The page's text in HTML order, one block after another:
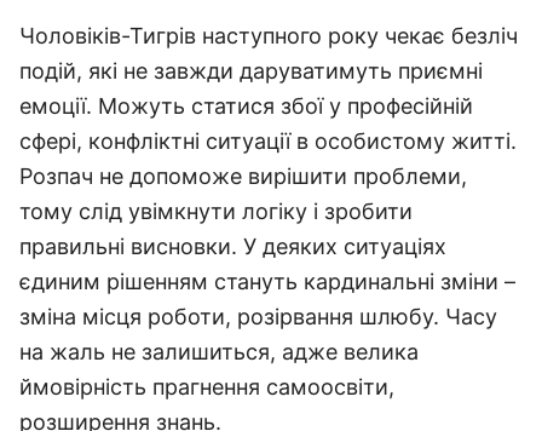
Чоловіків-Тигрів наступного року чекає безліч
подій, які не завжди даруватимуть приємні
емоції. Можуть статися збої у професійній
сфері, конфліктні ситуації в особистому житті.
Розпач не допоможе вирішити проблеми,
тому слід увімкнути логіку і зробити
правильні висновки. У деяких ситуаціях
єдиним рішенням стануть кардинальні зміни –
зміна місця роботи, розірвання шлюбу. Часу
на жаль не залишиться, адже велика
ймовірність прагнення самоосвіти,
розширення знань.